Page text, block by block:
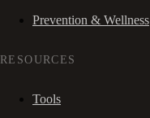
Prevention & Wellness
RESOURCES
Tools